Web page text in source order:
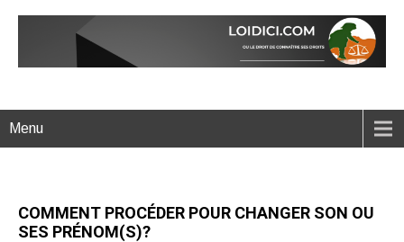
Menu
COMMENT PROCÉDER POUR CHANGER SON OU
SES PRÉNOM(S)?